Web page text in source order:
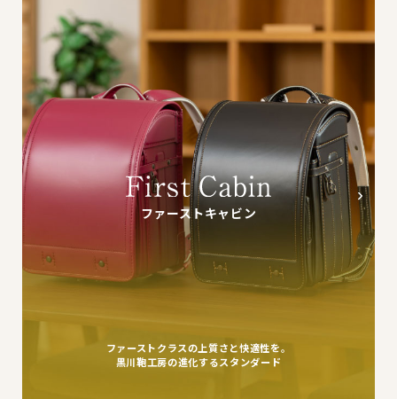
ファーストキャビン
ファーストクラスの上質さと快適性を。
黒川鞄工房の進化するスタンダード